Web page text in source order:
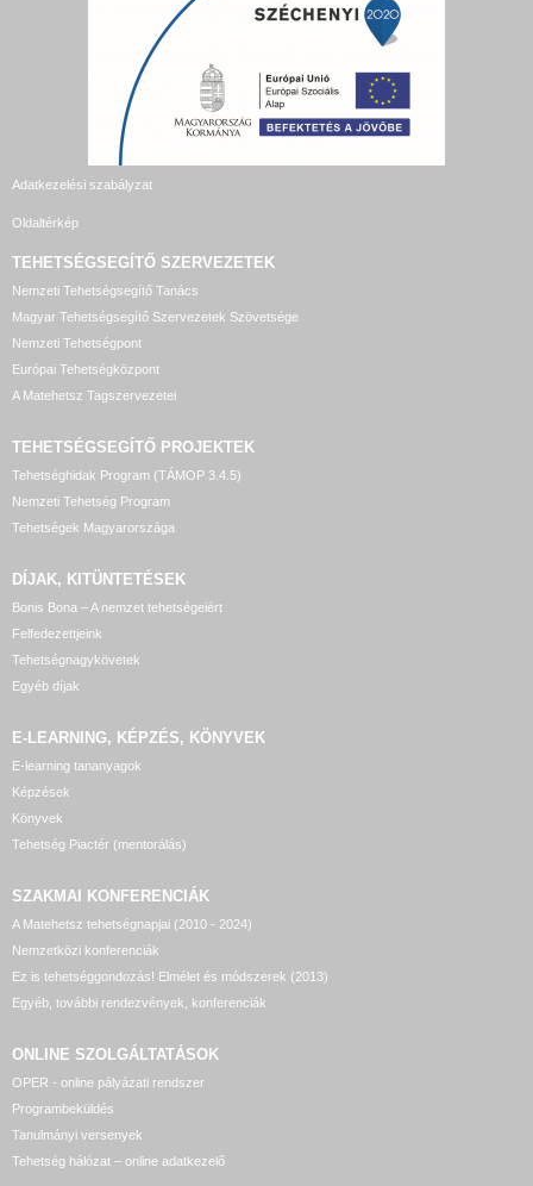
Adatkezelési szabályzat
Oldaltérkép
TEHETSÉGSEGÍTŐ SZERVEZETEK
Nemzeti Tehetségsegítő Tanács
Magyar Tehetségsegítő Szervezetek Szövetsége
Nemzeti Tehetségpont
Európai Tehetségközpont
A Matehetsz Tagszervezetei
TEHETSÉGSEGÍTŐ PROJEKTEK
Tehetséghidak Program (TÁMOP 3.4.5)
Nemzeti Tehetség Program
Tehetségek Magyarországa
DÍJAK, KITÜNTETÉSEK
Bonis Bona – A nemzet tehetségeiért
Felfedezettjeink
Tehetségnagykövetek
Egyéb díjak
E-LEARNING, KÉPZÉS, KÖNYVEK
E-learning tananyagok
Képzések
Könyvek
Tehetség Piactér (mentorálás)
SZAKMAI KONFERENCIÁK
A Matehetsz tehetségnapjai (2010 - 2024)
Nemzetközi konferenciák
Ez is tehetséggondozás! Elmélet és módszerek (2013)
Egyéb, további rendezvények, konferenciák
ONLINE SZOLGÁLTATÁSOK
OPER - online pályázati rendszer
Programbeküldés
Tanulmányi versenyek
Tehetség hálózat – online adatkezelő